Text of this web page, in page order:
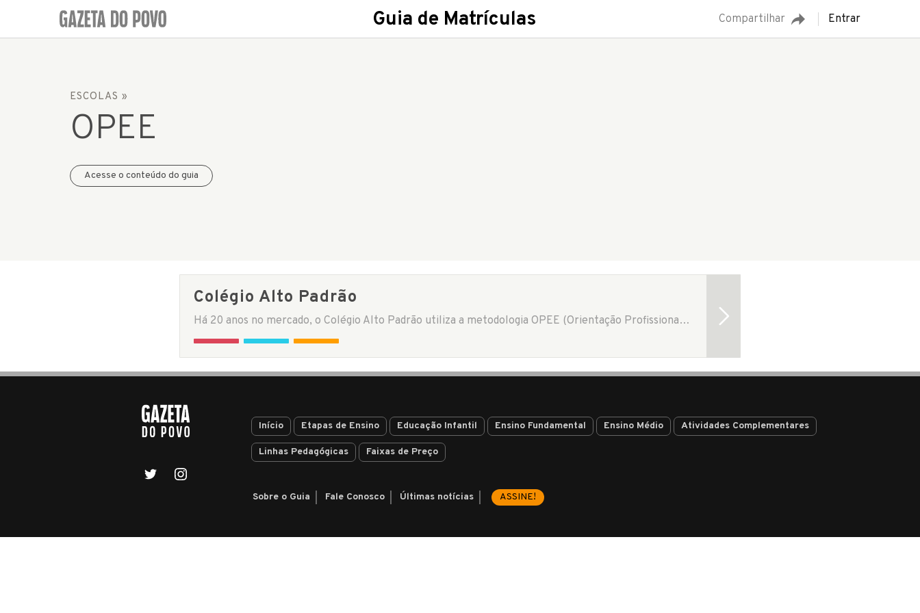
Compartilhar Entrar
Guia de Matrículas
ESCOLAS »
OPEE
Acesse o conteúdo do guia
Colégio Alto Padrão
Há 20 anos no mercado, o Colégio Alto Padrão utiliza a metodologia OPEE (Orientação Profissional de Empregabilidade e Empreendedorismo), instruindo e preparando os alunos para o mercado profissional após a…
Início Etapas de Ensino Educação Infantil Ensino Fundamental Ensino Médio Atividades Complementares
Linhas Pedagógicas Faixas de Preço
Sobre o Guia Fale Conosco Últimas notícias ASSINE!